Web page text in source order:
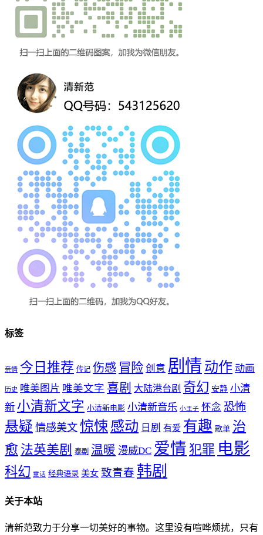
标签
亲情 今日推荐 传记 伤感 冒险 创意 剧情 动作 动画
历史 唯美图片 唯美文字 喜剧 大陆港台剧 奇幻 安静 小清
新 小清新文字 小清新电影 小清新音乐 小王子 怀念 恐怖
悬疑 情感美文 惊悚 感动 日剧 有爱 有趣 歌单 治
愈 法英美剧 泰剧 温暖 漫威DC 爱情 犯罪 电影
科幻 童话 经典语录 美女 致青春 韩剧
关于本站
清新范致力于分享一切美好的事物。这里没有喧哗烦扰，只有